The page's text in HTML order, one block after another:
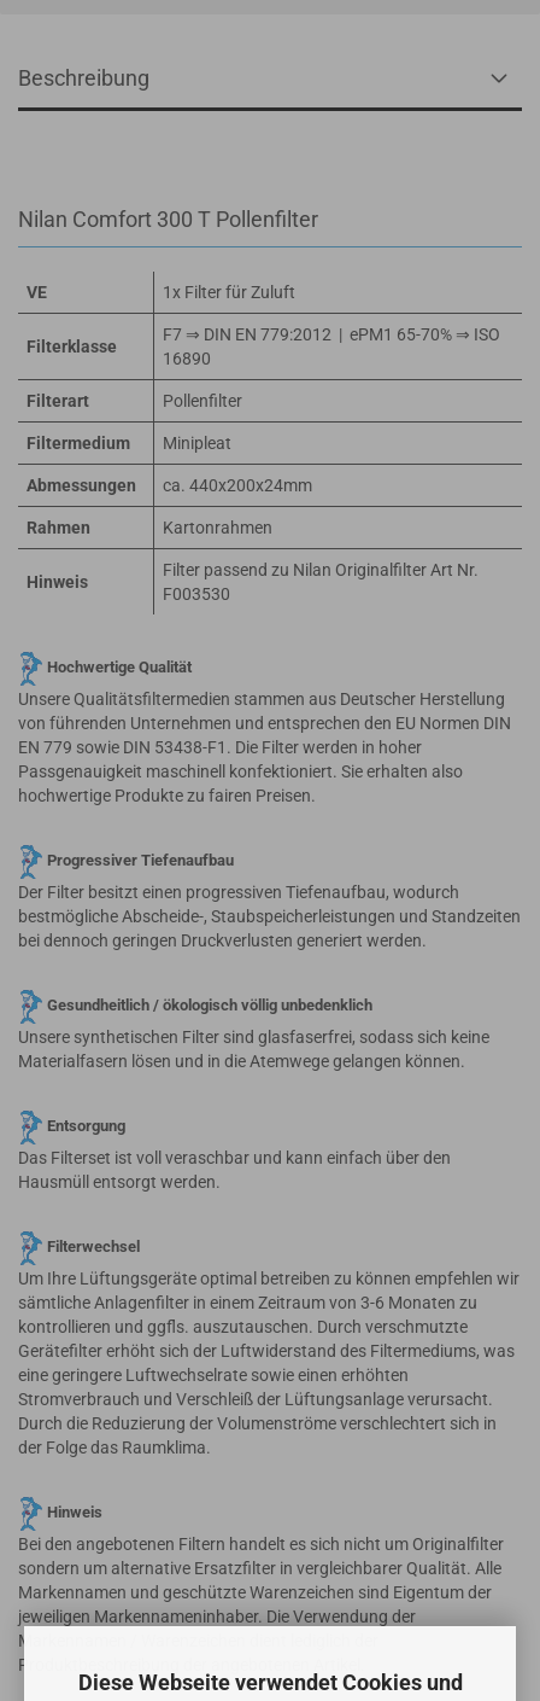
Diese Webseite verwendet Cookies und
Beschreibung
Nilan Comfort 300 T Pollenfilter
VE 1x Filter für Zuluft
Filterklasse
F7 ⇒ DIN EN 779:2012 | ePM1 65-70% ⇒ ISO
16890
Filterart Pollenfilter
Filtermedium Minipleat
Abmessungen ca. 440x200x24mm
Rahmen Kartonrahmen
Hinweis
Filter passend zu Nilan Originalfilter Art Nr.
F003530
Hochwertige Qualität
Unsere Qualitätsfiltermedien stammen aus Deutscher Herstellung
von führenden Unternehmen und entsprechen den EU Normen DIN
EN 779 sowie DIN 53438-F1. Die Filter werden in hoher
Passgenauigkeit maschinell konfektioniert. Sie erhalten also
hochwertige Produkte zu fairen Preisen.
Progressiver Tiefenaufbau
Der Filter besitzt einen progressiven Tiefenaufbau, wodurch
bestmögliche Abscheide-, Staubspeicherleistungen und Standzeiten
bei dennoch geringen Druckverlusten generiert werden.
Gesundheitlich / ökologisch völlig unbedenklich
Unsere synthetischen Filter sind glasfaserfrei, sodass sich keine
Materialfasern lösen und in die Atemwege gelangen können.
Entsorgung
Das Filterset ist voll veraschbar und kann einfach über den
Hausmüll entsorgt werden.
Filterwechsel
Um Ihre Lüftungsgeräte optimal betreiben zu können empfehlen wir
sämtliche Anlagenfilter in einem Zeitraum von 3-6 Monaten zu
kontrollieren und ggfls. auszutauschen. Durch verschmutzte
Gerätefilter erhöht sich der Luftwiderstand des Filtermediums, was
eine geringere Luftwechselrate sowie einen erhöhten
Stromverbrauch und Verschleiß der Lüftungsanlage verursacht.
Durch die Reduzierung der Volumenströme verschlechtert sich in
der Folge das Raumklima.
Hinweis
Bei den angebotenen Filtern handelt es sich nicht um Originalfilter
sondern um alternative Ersatzfilter in vergleichbarer Qualität. Alle
Markennamen und geschützte Warenzeichen sind Eigentum der
jeweiligen Markennameninhaber. Die Verwendung der
Markennamen / Warenzeichen dient lediglich der
Produktbeschreibung der angebotenen Artikel.